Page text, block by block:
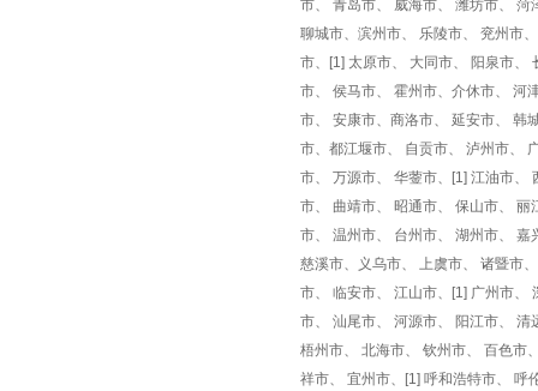
市、 青岛市、 威海市、 潍坊市、
聊城市、滨州市、 乐陵市、 兖州市
市、[1] 太原市、 大同市、 阳泉市、
市、 侯马市、 霍州市、介休市、 河
市、 安康市、商洛市、 延安市、 韩
市、都江堰市、 自贡市、 泸州市、
市、 万源市、 华蓥市、[1] 江油市、
市、 曲靖市、 昭通市、 保山市、
市、 温州市、 台州市、 湖州市、
慈溪市、义乌市、 上虞市、 诸暨市
市、 临安市、 江山市、[1] 广州市、
市、 汕尾市、 河源市、 阳江市、
梧州市、 北海市、 钦州市、 百色市
祥市、 宜州市、[1] 呼和浩特市、 呼